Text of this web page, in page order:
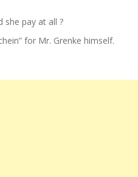
she pay at all ?
for Mr. Grenke himself.